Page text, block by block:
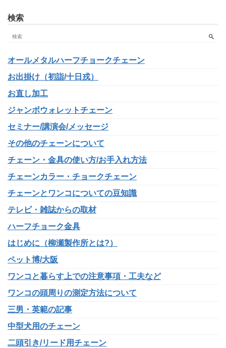
検索
オールメタルハーフチョークチェーン
お出掛け（初詣/十日戎）
お直し加工
ジャンボウォレットチェーン
セミナー/講演会/メッセージ
その他のチェーンについて
チェーン・金具の使い方/お手入れ方法
チェーンカラー・チョークチェーン
チェーンとワンコについての豆知識
テレビ・雑誌からの取材
ハーフチョーク金具
はじめに（柳瀬製作所とは?）
ペット博/大阪
ワンコと暮らす上での注意事項・工夫など
ワンコの頭周りの測定方法について
三男・英範の記事
中型犬用のチェーン
二頭引き/リード用チェーン